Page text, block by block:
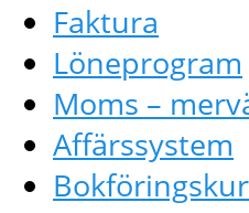
Faktura
Löneprogram
Moms –
Affärssystem